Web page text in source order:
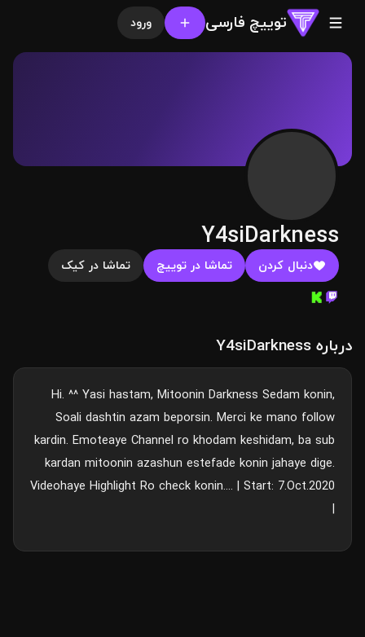
توییچ فارسی ورود
Y4siDarkness
دنبال کردن تماشا در توییچ تماشا در کیک
درباره Y4siDarkness
Hi. ^^ Yasi hastam, Mitoonin Darkness Sedam konin,
Soali dashtin azam beporsin. Merci ke mano follow
kardin. Emoteaye Channel ro khodam keshidam, ba sub
kardan mitoonin azashun estefade konin jahaye dige.
Videohaye Highlight Ro check konin.... | Start: 7.Oct.2020
|